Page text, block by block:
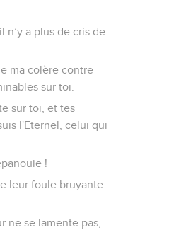
n’y a plus de cris de
ma colère contre
sur toi.
sur toi, et tes
l'Eternel, celui qui
!
leur foule bruyante
ne se lamente pas,